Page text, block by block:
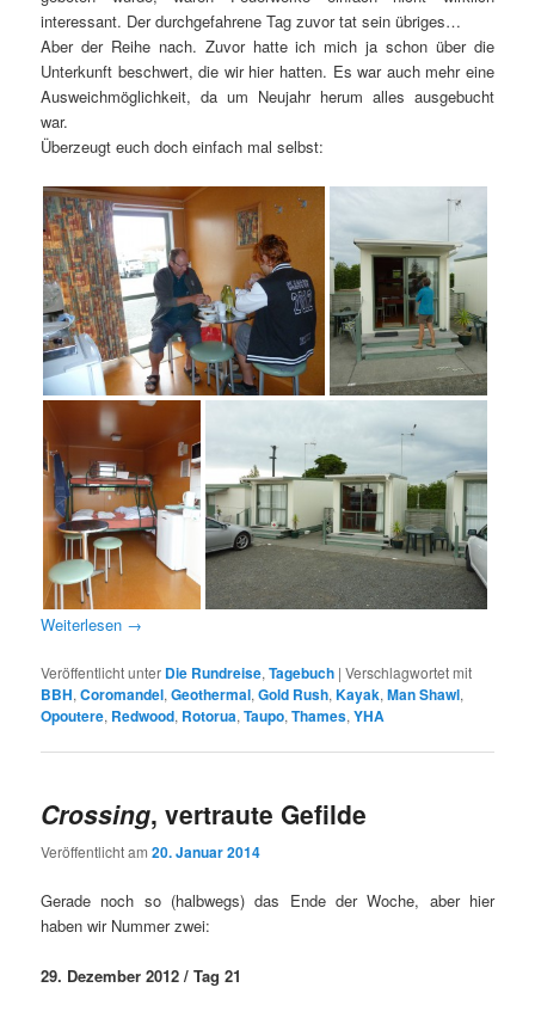
interessant. Der durchgefahrene Tag zuvor tat sein übriges…
Aber der Reihe nach. Zuvor hatte ich mich ja schon über die
Unterkunft beschwert, die wir hier hatten. Es war auch mehr eine
Ausweichmöglichkeit, da um Neujahr herum alles ausgebucht
war.
Überzeugt euch doch einfach mal selbst:
Weiterlesen →
Veröffentlicht unter Die Rundreise,Tagebuch |Verschlagwortet mit
BBH,Coromandel,Geothermal,Gold Rush,Kayak,Man Shawl,
Opoutere, Redwood, Rotorua,Taupo,Thames,YHA
Crossing, vertraute Gefilde
Veröffentlicht am20. Januar 2014
Gerade noch so (halbwegs) das Ende der Woche, aber hier
haben wir Nummer zwei:
29. Dezember 2012 / Tag 21